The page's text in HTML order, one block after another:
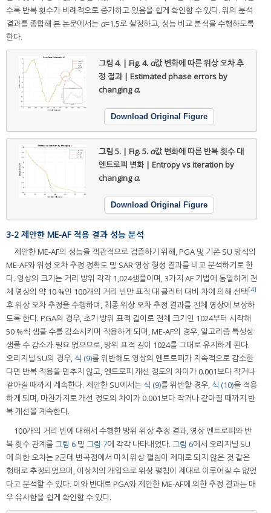
수록 반복 횟수가 비례적으로 증가하고 있음을 쉽게 확인할 수 있다. 위의 분석
결과를 종합해 본 논문에서는 α=1.5로 설정하고, 성능 비교 분석을 수행하도록
한다.
그림 4. | Fig. 4. α값 변화에 따른 위상 오차 추
정 결과 | Estimated phase errors by
changingα.
Download Original Figure
그림 5. | Fig. 5. α값 변화에 따른 반복 횟수 대
엔트로피 변화 | Entropy vs iteration by
changingα.
Download Original Figure
3-2 제안한 ME-AF 적용 결과 성능 분석
제안한 ME-AF의 성능을 객관적으로 검증하기 위해, PGA 및 기존 SU 방식의
ME-AF와 위성 오차 추정 정확도 및 SAR 영상 형성 결과를 비교 분석하기로 한
다. 영상의 크기는 거리 방위 각각 1,024샘플이며, 3가지 AF 기법에 동일하게 전
체 영상의 약 10 %인 100개의 거리 빈만 표적 대 클러터 대비 차에 의해 선택[4]
후 위상 오차 추정을 수행하며, 최종 위상 오차 추정 결과를 전체 영상에 보상하
도록 한다. PGA의 경우, 초기 방위 표적 길이로 전체 크기인 1024부터 시작해
50 %씩 샘플 수를 감소시키며 적용하게 되며, ME-AF의 경우, 알고리즘 특성상
샘플 수 감소가 필요 없으므로, 방위 표적 길이 1024를 그대로 유지하게 된다.
오리지널 SU의 경우, 식 (9)를 위반해도 영상의 엔트로피가 지속적으로 감소한
다면 반복 적용을 멈추지 않고, 엔트로피 개선 정도의 차이가 0.001보다 작거나
같아질 때까지 계속한다. 제안한 SU에서는 식 (9)를 위반할 경우, 식 (10)을 적용
하게 되며, 마찬가지로 개선 정도의 차이가 0.001보다 작거나 같아질 때까지 반
복 개선을 계속한다.
100개의 거리 빈에 대해서 수행한 방위 위상 추정 결과, 영상 엔트로피와 반
복 횟수 관계를그림 6 및 그림 7에 각각 나타내었다. 그림 6에서 오리지널 SU
에 의한 오차는 2군데 변곡점에서 마치 위상 펼침이 제대로 되지 않은 것 같은
형태로 추정되었으며, 이상치의 개입으로 위상 펼침이 제대로 이루어질 수 없었
다고 분석할 수 있다. 이와 반대로 PGA와 제안한 ME-AF에 의한 추정 결과는 매
우 유사함을 쉽게 확인할 수 있다.